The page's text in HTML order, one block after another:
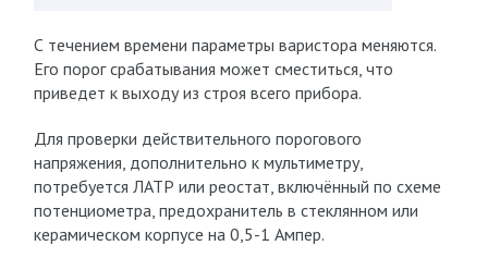
С течением времени параметры варистора меняются.
Его порог срабатывания может сместиться, что
приведет к выходу из строя всего прибора.
Для проверки действительного порогового
напряжения, дополнительно к мультиметру,
потребуется ЛАТР или реостат, включённый по схеме
потенциометра, предохранитель в стеклянном или
керамическом корпусе на 0,5-1 Ампер.